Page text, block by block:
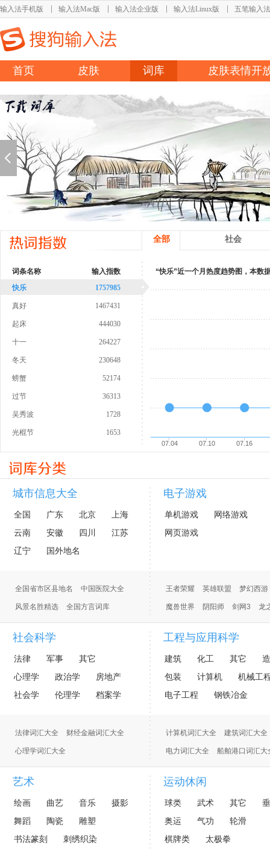
输入法手机版 输入法Mac版 输入法企业版 输入法Linux版 五笔输入法
首页 皮肤 词库 皮肤表情开
全部 社会
输入指数
词条名称
1757985
快乐
1467431
真好
444030
起床
264227
十一
230648
冬天
52174
螃蟹
36313
过节
1728
吴秀波
1653
光棍节
“快乐”近一个月热度趋势图，本数
07.04 07.10 07.16
城市信息大全
全国 广东 北京
上海
云南
安徽 四川
江苏
辽宁
国外地名
全国省市区县地名 中国医院大全
风景名胜精选 全国方言词库
电子游戏
单机游戏
网络游戏
网页游戏
王者荣耀 英雄联盟 梦幻西游
魔兽世界 阴阳师 剑网3 龙
社会科学
法律 军事
其它
心理学
政治学
房地产
社会学
伦理学 档案学
法律词汇大全 财经金融词汇大全
心理学词汇大全
财务会计 财会词汇大全
房地产词汇大全
工程与应用科学
建筑 化工 其它
包装
计算机
机械工
电子工程
钢铁冶金
计算机词汇大全 建筑词汇大全
电力词汇大全 船舶港口词汇大
电子词汇大全 水利词汇大全
艺术
绘画 曲艺 音乐
摄影
舞蹈
陶瓷
雕塑
书法篆刻
刺绣织染
运动休闲
球类 武术 其它
奥运
气功
轮滑
棋牌类
太极拳